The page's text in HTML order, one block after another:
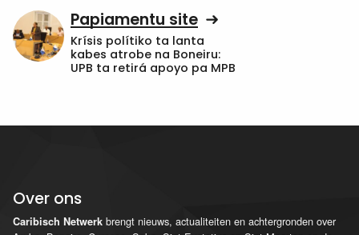
Papiamentu site
Krísis polítiko ta lanta
kabes atrobe na Boneiru:
UPB ta retirá apoyo pa MPB
Over ons
Caribisch Netwerk brengt nieuws, actualiteiten en achtergronden over